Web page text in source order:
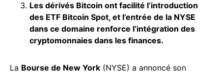
Les dérivés Bitcoin ont facilité l’introduction
des ETF Bitcoin Spot, et l’entrée de la NYSE
dans ce domaine renforce l’intégration des
cryptomonnaies dans les finances.
La Bourse de New York (NYSE) a annoncé son